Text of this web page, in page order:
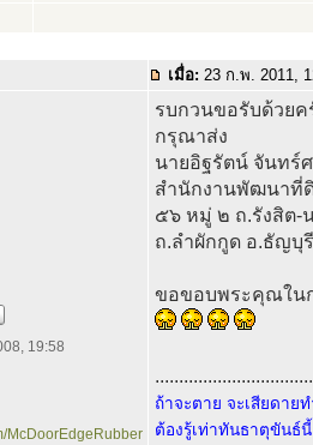
เมื่อ: 23 ก.พ. 2011,
19:58
McDoorEdgeRubber
รบกวนขอรับด้วยค
กรุณาส่ง
นายอิฐรัตน์ จันทร์
สำนักงานพัฒนาที่
๕๖ หมู่ ๒ ถ.รังสิต-
ถ.ลำผักกูด อ.ธัญบุ
ขอขอบพระคุณใน
ถ้าจะตาย จะเสียดาย
ต้องรู้เท่าทันธาตุขันธ์